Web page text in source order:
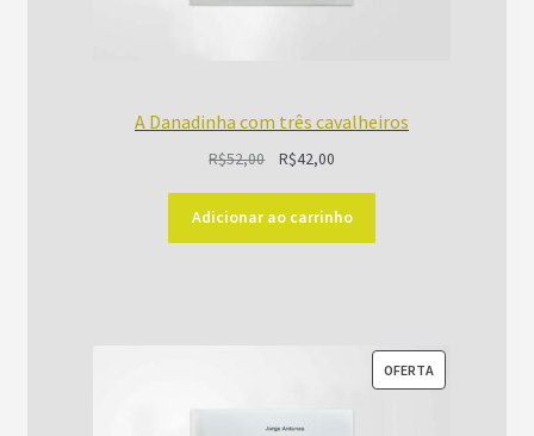
A Danadinha com três cavalheiros
R$52,00
original
era:
R$42,00O
atual
é:
Adicionar ao carrinho
OFERTA